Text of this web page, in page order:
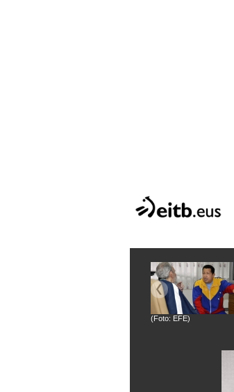
(Foto: EFE)